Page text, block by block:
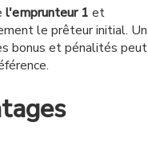
l'emprunteur 1 et
le prêteur initial. Un
bonus et pénalités peut